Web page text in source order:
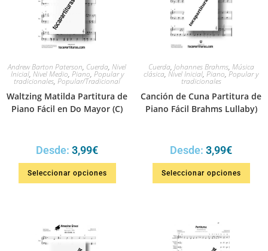
Andrew Barton Paterson, Cuerda, Nivel
Inicial, Nivel Medio, Piano, Popular y
tradicionales, Popular/Tradicional
Waltzing Matilda Partitura de
Piano Fácil en Do Mayor (C)
Desde: 3,99€
Seleccionar opciones
Cuerda, Johannes Brahms, Música
clásica, Nivel Inicial, Piano,Popular y
tradicionales
Canción de Cuna Partitura de
Piano Fácil Brahms Lullaby)
Desde: 3,99€
Seleccionar opciones